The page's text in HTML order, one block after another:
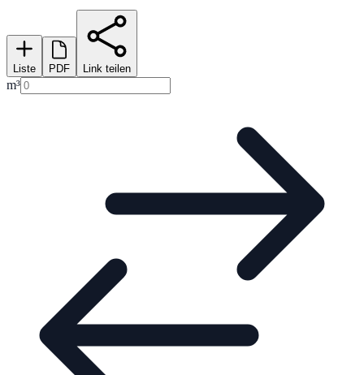
Liste PDF Link teilen
m³